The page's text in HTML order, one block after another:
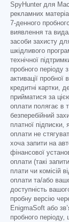
SpyHunter для Mac
рекламних
7-денного
виявлення та
засоби захисту
шкідливого
технічної
пробного періоду
активації пробної
кредитні картки,
прийматися за
оплати полягає в
безперебійний
платної
оплати не
хоча запити на
фінансової
оплати (такі
плати чи комісій
оплати та/або
доступність
пробну версію
EnigmaSoft або
пробного